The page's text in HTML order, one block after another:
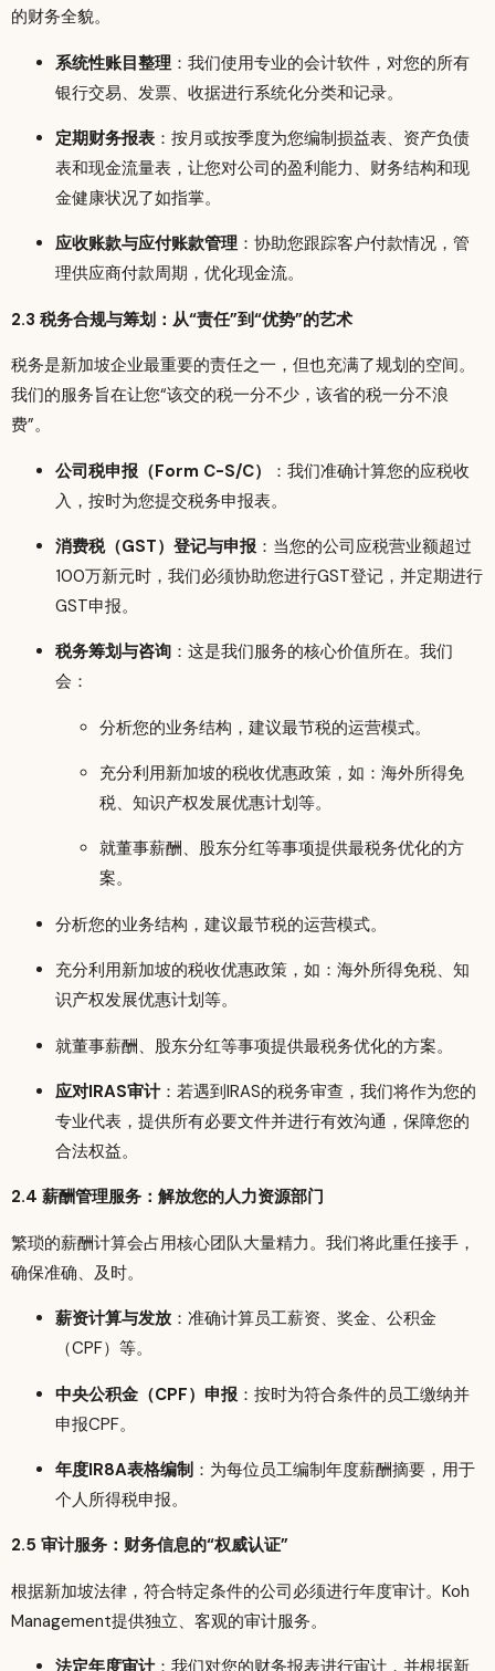
的财务全貌。
系统性账目整理 ：我们使用专业的会计软件，对您的所有
银行交易、发票、收据进行系统化分类和记录。
定期财务报表 ：按月或按季度为您编制损益表、资产负债
表和现金流量表，让您对公司的盈利能力、财务结构和现
金健康状况了如指掌。
应收账款与应付账款管理：协助您跟踪客户付款情况，管
理供应商付款周期，优化现金流。
2.3 税务合规与筹划：从“责任”到“优势”的艺术
税务是新加坡企业最重要的责任之一，但也充满了规划的空间。
我们的服务旨在让您“该交的税一分不少，该省的税一分不浪
费”。
公司税申报（Form C-S/C）
：我们准确计算您的应税收
入，按时为您提交税务申报表。
消费税（GST）登记与申报 ：当您的公司应税营业额超过
100万新元时，我们必须协助您进行GST登记，并定期进行
GST申报。
税务筹划与咨询 ：这是我们服务的核心价值所在。我们
会：
分析您的业务结构，建议最节税的运营模式。
充分利用新加坡的税收优惠政策，如：海外所得免
税、知识产权发展优惠计划等。
就董事薪酬、股东分红等事项提供最税务优化的方
案。
分析您的业务结构，建议最节税的运营模式。
充分利用新加坡的税收优惠政策，如：海外所得免税、知
识产权发展优惠计划等。
就董事薪酬、股东分红等事项提供最税务优化的方案。
应对IRAS审计：若遇到IRAS的税务审查，我们将作为您的
专业代表，提供所有必要文件并进行有效沟通，保障您的
合法权益。
2.4 薪酬管理服务：解放您的人力资源部门
繁琐的薪酬计算会占用核心团队大量精力。我们将此重任接手，
确保准确、及时。
薪资计算与发放：准确计算员工薪资、奖金、公积金
（CPF）等。
中央公积金（CPF）申报 ：按时为符合条件的员工缴纳并
申报CPF。
年度IR8A表格编制 ：为每位员工编制年度薪酬摘要，用于
个人所得税申报。
2.5 审计服务：财务信息的“权威认证”
根据新加坡法律，符合特定条件的公司必须进行年度审计。Koh
Management提供独立、客观的审计服务。